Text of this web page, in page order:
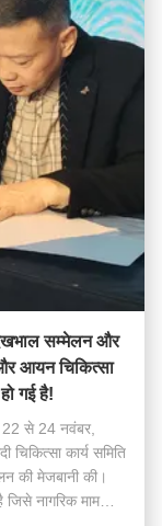
सम्मेलन और
आयन चिकित्सा
गई है!
22 से 24 नवंबर,
कार्य समिति
की मेजबानी की।
नागरिक मामलों